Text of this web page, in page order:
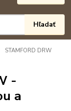
Hľadať
STAMFORD DRW
-
a